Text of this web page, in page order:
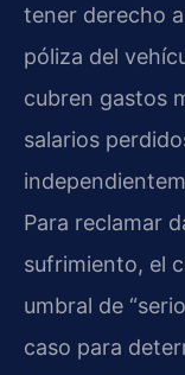
tener derecho
póliza del
cubren gastos
salarios
Para reclamar
sufrimiento, el
umbral de
caso para